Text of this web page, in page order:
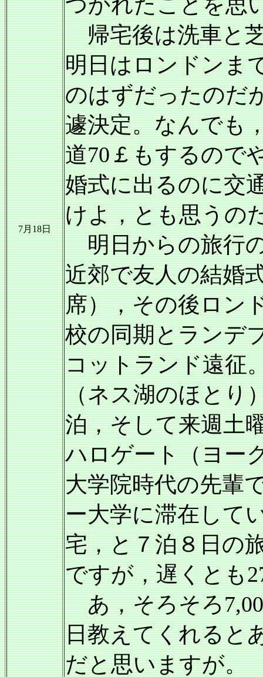
7月18日
帰宅後は洗車と
明日はロンドンま
のはずだったのだ
遽決定。なんでも
道70￡もするので
婚式に出るのに交
けよ，とも思うの
明日からの旅行
近郊で友人の結婚
席），その後ロン
校の同期とランデ
コットランド遠征
（ネス湖のほとり
泊，そして来週土
ハロゲート（ヨー
大学院時代の先輩
ー大学に滞在して
宅，と７泊８日の
ですが，遅くとも
あ，そろそろ
日教えてくれると
だと思いますが。